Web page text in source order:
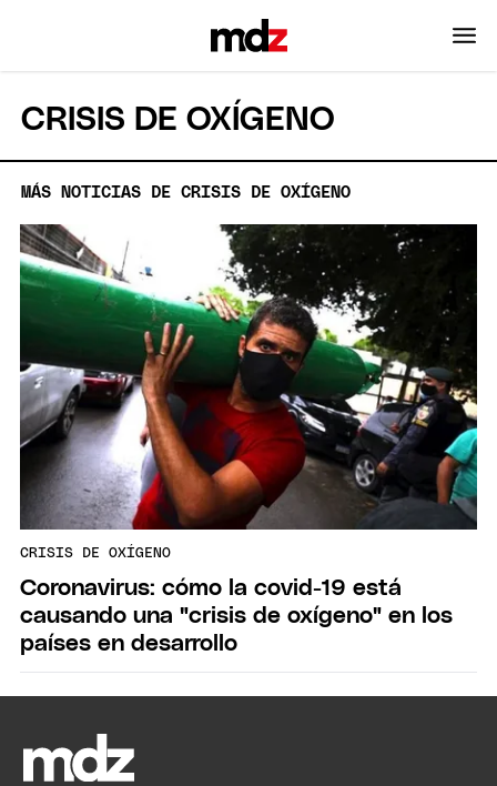
CRISIS DE OXÍGENO
MÁS NOTICIAS DE CRISIS DE OXÍGENO
CRISIS DE OXÍGENO
Coronavirus: cómo la covid-19 está
causando una "crisis de oxígeno" en los
países en desarrollo